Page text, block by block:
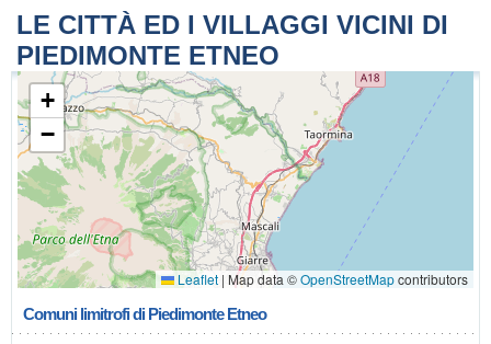
LE CITTÀ ED I VILLAGGI VICINI DI
PIEDIMONTE ETNEO
+
−
Leaflet | Map data ©OpenStreetMapcontributors
Comuni limitrofi di Piedimonte Etneo